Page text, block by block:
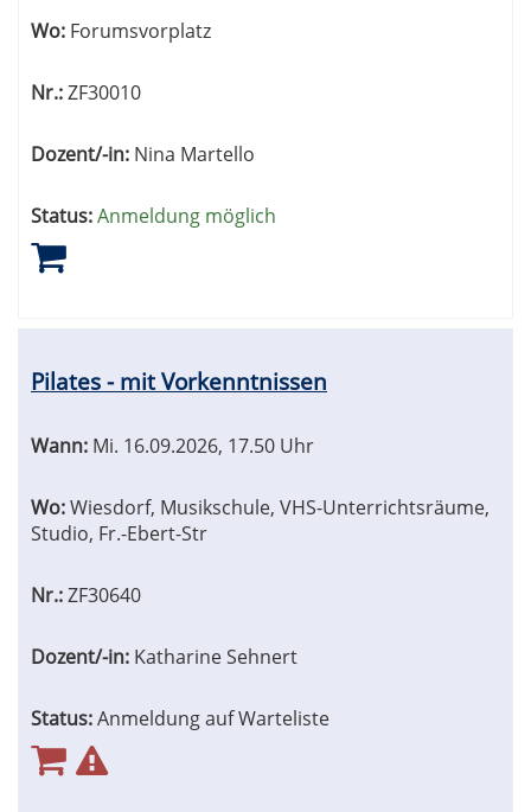
Wo: Forumsvorplatz
Nr.:ZF30010
Dozent/-in: Nina Martello
Status:Anmeldung möglich
Pilates - mit Vorkenntnissen
Wann: Mi. 16.09.2026, 17.50 Uhr
Wo:Wiesdorf, Musikschule, VHS-Unterrichtsräume,
Studio, Fr.-Ebert-Str
Nr.:ZF30640
Dozent/-in: Katharine Sehnert
Status:Anmeldung auf Warteliste